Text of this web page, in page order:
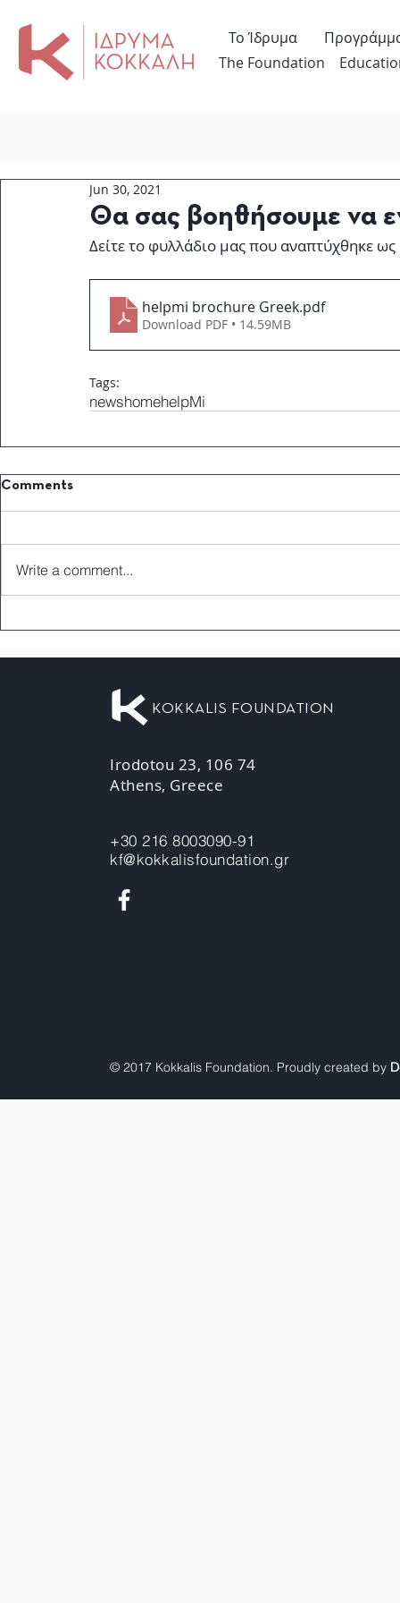
The Foundation
Το Ίδρυμα
Θα σας βοηθήσουμε να
Jun 30, 2021
Δείτε το φυλλάδιο μας που αναπτύχθηκε
helpmi brochure Greek.pdf
Download PDF • 14.59MB
Tags:
newshomehelpMi
Comments
Write a comment...
KOKKALIS FOUNDATION
Irodotou 23, 106 74
Athens, Greece
+30 216 8003090-91
kf@kokkalisfoundation.gr
© 2017 Kokkalis Foundation. Proudly created by